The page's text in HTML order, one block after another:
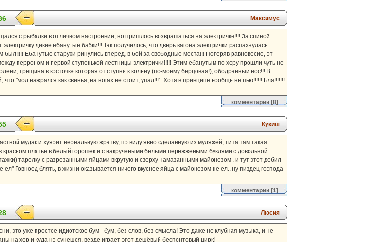
Максимус
с рыбалки в отличном настроении, но пришлось возвращаться на электричке!!!! За спиной
дикие ебанутые бабки!!! Так получилось, что дверь вагона электрички распахнулась
Ебанутые старухи ринулись вперед, в бой за свободные места!!! Потеряв равновесие, от
перроном и первой ступенькой лестницы электрички!!!!! Этим ебанутым по херу прошли чуть не
трещина в косточке которая от ступни к колену (по-моему берцовая!), ободранный нос!!! В
"мол нажрался как свинья, на ногах не стоит, упал!!!". Хотя в принципе вообще не пью!!!!!! Бля!!!!!!!
комментарии[8]
Кукиш
мудак и хуярит нереальную жратву, по виду явно сделанную из муляжей, типа там такая
красном платье в белый горошек и с накручеными белыми пережжеными буклями с довольной
тарелку с разрезанными яйцами вкрутую и сверху намазанными майонезом.. и тут этот дебил
Говноед блять, в жизни оказывается ничего вкуснее яйца с майонезом не ел.. ну пиздец господа
комментарии[1]
Люсия
это уже простое идиотское бум - бум, без слов, без смысла! Это даже не клубная музыка, и не
на хер и куда не сунешся, везде играет этот дешёвый беспонтовый цирк!